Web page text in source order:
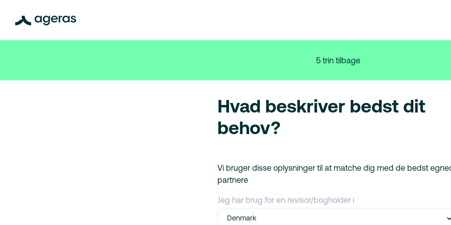
5 trin tilbage
Hvad beskriver bedst dit
behov?
Vi bruger disse oplysninger til at matche dig med de bedst
partnere
Jeg har brug for en revisor/bogholder i
Denmark